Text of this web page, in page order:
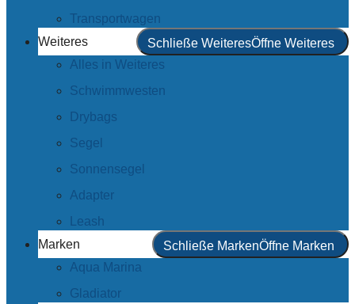
Transportwagen
Weiteres
Schließe WeiteresÖffne Weiteres
Alles in Weiteres
Schwimmwesten
Drybags
Segel
Sonnensegel
Adapter
Leash
Marken
Schließe MarkenÖffne Marken
Aqua Marina
Gladiator